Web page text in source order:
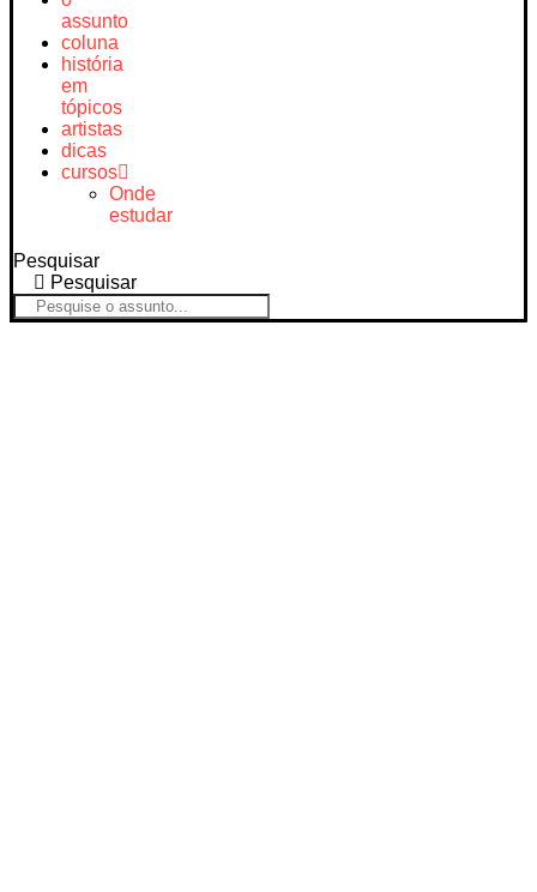
assunto
coluna
história
em
tópicos
artistas
dicas
cursos
Onde
estudar
Pesquisar
Pesquisar